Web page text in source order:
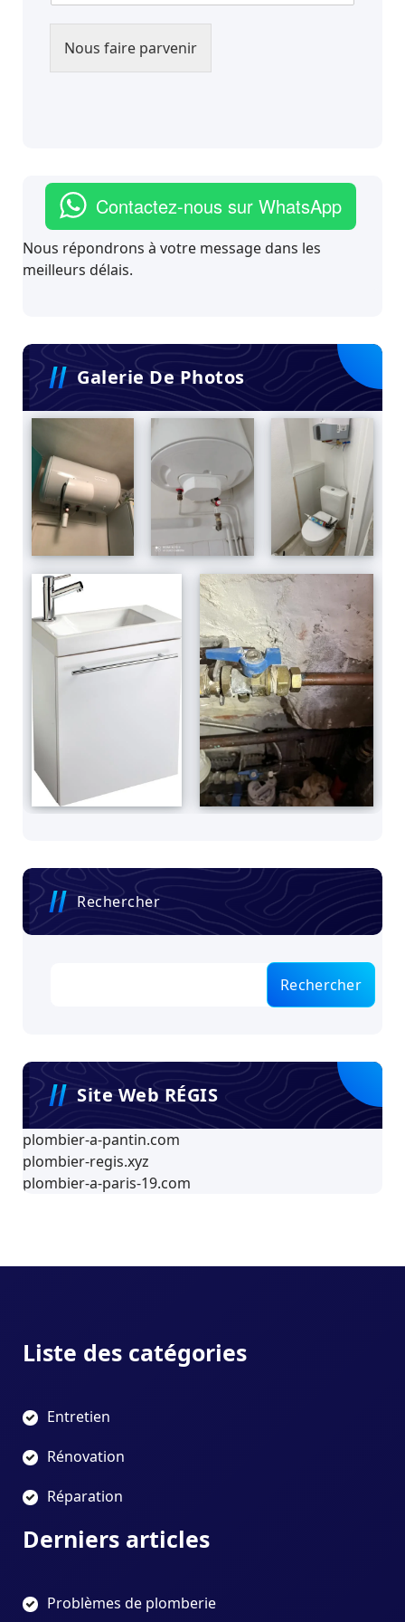
Nous faire parvenir
Contactez-nous sur WhatsApp
Nous répondrons à votre message dans les
meilleurs délais.
Galerie De Photos
Rechercher
Rechercher
Site Web RÉGIS
plombier-a-pantin.com
plombier-regis.xyz
plombier-a-paris-19.com
Liste des catégories
Entretien
Rénovation
Réparation
Derniers articles
Problèmes de plomberie